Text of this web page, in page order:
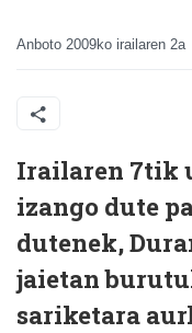
Anboto 2009ko irailaren 2a
Irailaren 7tik
izango dute
dutenek,
jaietan
sariketara